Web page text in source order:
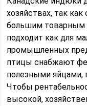
хозяйствах, так
большим товарным
подходит как для
промышленных
птицы снабжают
полезными
Чтобы
высокой,